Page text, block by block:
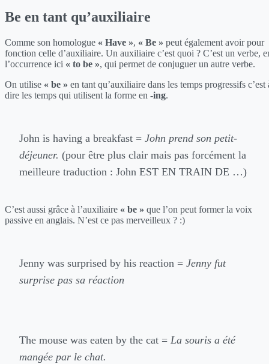
Be en tant qu’auxiliaire
Comme son homologue « Have », « Be » peut également avoir pour
fonction celle d’auxiliaire. Un auxiliaire c’est quoi ? C’est un verbe,
l’occurrence ici « to be », qui permet de conjuguer un autre verbe.
On utilise « be » en tant qu’auxiliaire dans les temps progressifs c’est
dire les temps qui utilisent la forme en -ing.
John is having a breakfast = John prend son petit-
déjeuner. (pour être plus clair mais pas forcément la
meilleure traduction : John EST EN TRAIN DE …)
C’est aussi grâce à l’auxiliaire « be » que l’on peut former la voix
passive en anglais. N’est ce pas merveilleux ? :)
Jenny was surprised by his reaction = Jenny fut
surprise pas sa réaction
The mouse was eaten by the cat = La souris a été
mangée par le chat.